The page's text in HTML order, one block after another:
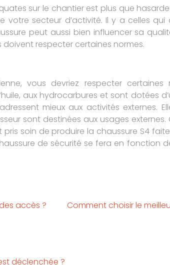
sur le chantier est plus que
secteur d’activité. Il y a celles
peut aussi bien influencer sa
doivent respecter certaines normes.
vous devriez respecter
aux hydrocarbures et sont dotées
mieux aux activités externes.
sont destinées aux usages
soin de produire la chaussure S4
de sécurité se fera en fonction
accès ? Comment choisir le
déclenchée ?